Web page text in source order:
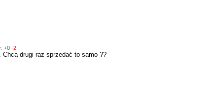
+0 -2
Chcą drugi raz sprzedać to samo ??